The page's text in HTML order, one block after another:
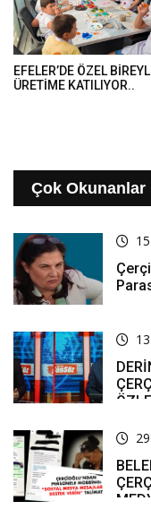
EFELER’DE ÖZEL
ÜRETİME KATILIYOR..
Çok Okunanlar